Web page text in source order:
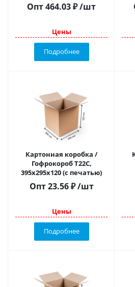
+ дно)
Опт464.03₽/шт
Цены
Подробнее
Картонная коробка /
Гофрокороб Т22С,
395х295х120 (с печатью)
Опт23.56 ₽ /шт
Цены
Подробнее